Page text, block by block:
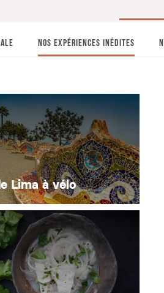
NOS EXPÉRIENCES INÉDITES
Lima à vélo